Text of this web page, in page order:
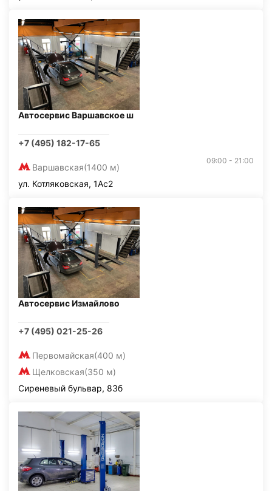
Автосервис Варшавское ш
+7 (495) 182-17-65
Варшавская(1400 м)
09:00 - 21:00
ул. Котляковская, 1Ас2
Автосервис Измайлово
+7 (495) 021-25-26
Первомайская(400 м)
Щелковская(350 м)
Сиреневый бульвар, 83б